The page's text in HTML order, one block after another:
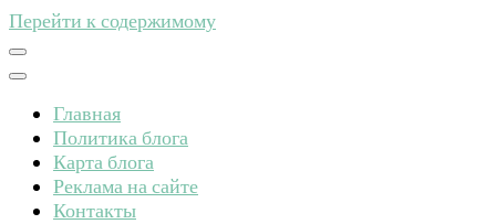
Перейти к содержимому
Главная
Политика блога
Карта блога
Реклама на сайте
Контакты